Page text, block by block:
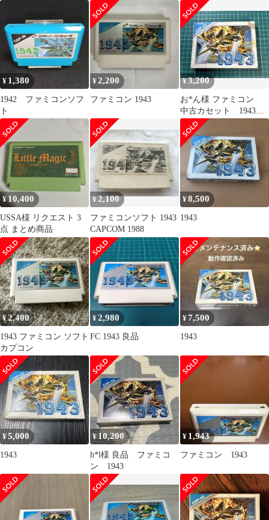
PSPソフト（ベストプ
ライス）
¥ 1,380
1942 ファミコンソフ
ト
¥2,200
ファミコン 1943
¥3,200
お*ん様 ファミコン
中古カセット 1943
箱、説明書付き
¥10,400
USSA様 リクエスト 3
点 まとめ商品
¥2,100
ファミコンソフト 1943
CAPCOM 1988
¥8,500
1943
¥2,400
1943 ファミコン ソフト
カプコン
¥2,980
FC 1943 良品
¥7,500
1943
¥5,000
1943
¥10,200
h*l様 良品 ファミコ
ン 1943
¥ 1,943
ファミコン 1943